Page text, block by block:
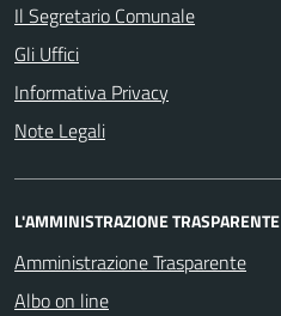
Il Segretario Comunale
Gli Uffici
Informativa Privacy
Note Legali
L'AMMINISTRAZIONE TRASPARENTE
Amministrazione Trasparente
Albo on line